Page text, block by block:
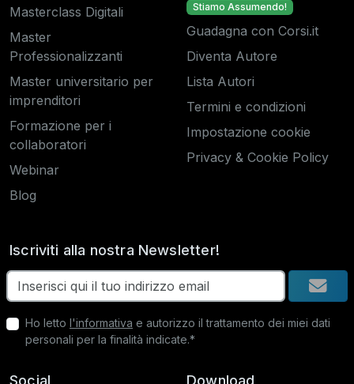
Masterclass Digitali
Master
Professionalizzanti
Master universitario per
imprenditori
Formazione per i
collaboratori
Webinar
Blog
Stiamo Assumendo!
Guadagna con Corsi.it
Diventa Autore
Lista Autori
Termini e condizioni
Impostazione cookie
Privacy & Cookie Policy
Iscriviti alla nostra Newsletter!
Ho letto l'informativa e autorizzo il trattamento dei miei dati
personali per la finalità indicate.*
Social Download